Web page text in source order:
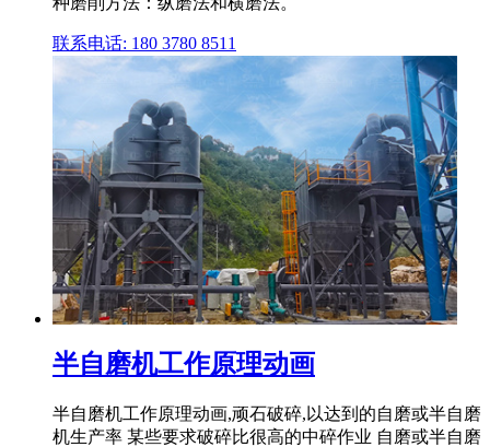
联系电话: 180 3780 8511
半自磨机工作原理动画
半自磨机工作原理动画,顽石破碎,以达到的自磨或半自磨
机生产率 某些要求破碎比很高的中碎作业 自磨或半自磨